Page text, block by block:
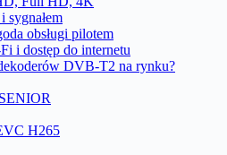
sygnałem
obsługi pilotem
i dostęp do internetu
DVB-T2 na rynku?
H265